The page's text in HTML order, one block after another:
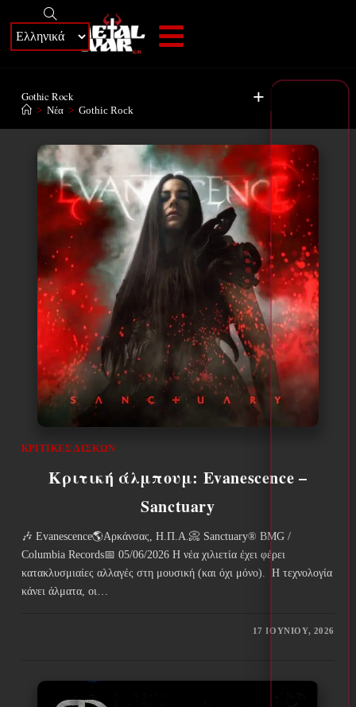
+
Gothic Rock
> Νέα > Gothic Rock
ΚΡΙΤΙΚΈΣ ΔΊΣΚΩΝ
Κριτική άλμπουμ: Evanescence –
Sanctuary
🎶 Evanescence🌎Αρκάνσας, Η.Π.Α.📀 Sanctuary® BMG /
Columbia Records📅 05/06/2026 Η νέα χιλιετία έχει φέρει
κατακλυσμιαίες αλλαγές στη μουσική (και όχι μόνο). Η τεχνολογία
κάνει άλματα, οι…
17 ΙΟΥΝΊΟΥ, 2026